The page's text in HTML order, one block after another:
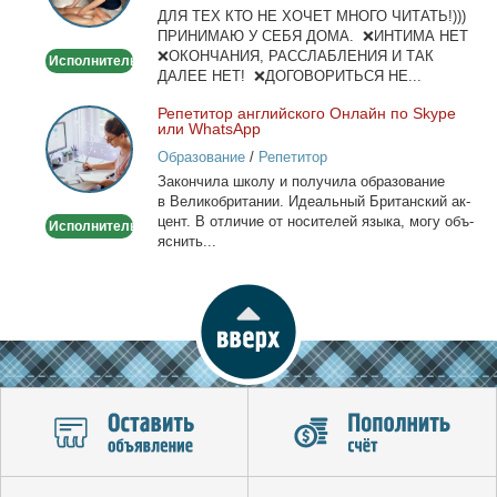
тела
Исполнитель
ДЛЯ ТЕХ КТО НЕ ХОЧЕТ МНОГО ЧИТАТЬ!)))
ПРИНИМАЮ У СЕБЯ ДОМА. ❌ИНТИМА НЕТ
❌ОКОНЧАНИЯ, РАССЛАБЛЕНИЯ И ТАК
ДАЛЕЕ НЕТ! ❌ДОГОВОРИТЬСЯ НЕ...
Репетитор
английского
Онлайн
по
или
Исполнитель
Ре­пе­ти­тор ан­глий­ско­го Он­лайн по Skype
или WhatsApp
Образование/ Репетитор
За­кон­чи­ла шко­лу и по­лу­чи­ла об­ра­зо­ва­ние
в Ве­ли­ко­бри­та­нии. Иде­аль­ный Бри­тан­ский ак­
цент. В от­ли­чие от но­си­те­лей язы­ка, мо­гу объ­
яс­нить...